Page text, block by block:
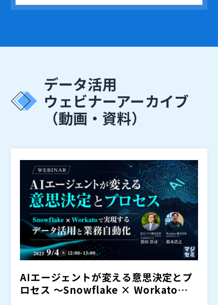
データ活用
ウェビナーアーカイブ
（動画・資料）
AIエージェントが変える意思決定とプ
ロセス 〜Snowflake × Workatoで実